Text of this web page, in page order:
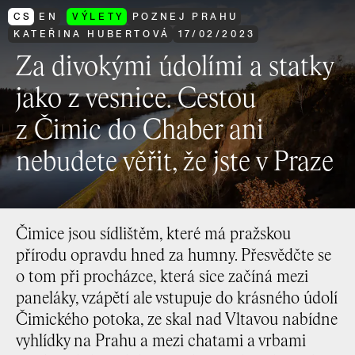
CS EN VÝLETY
POZNEJ PRAHU
KATEŘINA HUBERTOVÁ
17/ 02 /2023
Za divokými údolími a statky
jako z vesnice. Cestou
z Čimic do Chaber ani
nebudete věřit, že jste v Praze
Čimice jsou sídlištěm, které má pražskou
přírodu opravdu hned za humny. Přesvědčte se
o tom při procházce, která sice začíná mezi
paneláky, vzápětí ale vstupuje do krásného údolí
Čimického potoka, ze skal nad Vltavou nabídne
vyhlídky na Prahu a mezi chatami a vrbami